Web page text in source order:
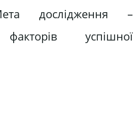
дослідження –
успішної